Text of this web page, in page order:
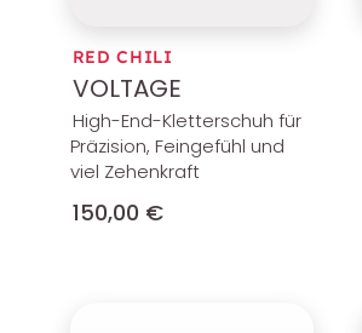
RED CHILI
VOLTAGE
High-End-Kletterschuh für
Präzision, Feingefühl und
viel Zehenkraft
150,00 €